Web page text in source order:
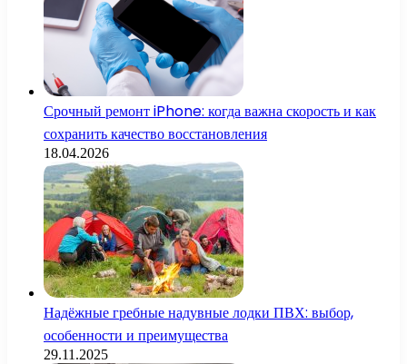
Срочный ремонт iPhone: когда важна скорость и как
сохранить качество восстановления
18.04.2026
Надёжные гребные надувные лодки ПВХ: выбор,
особенности и преимущества
29.11.2025